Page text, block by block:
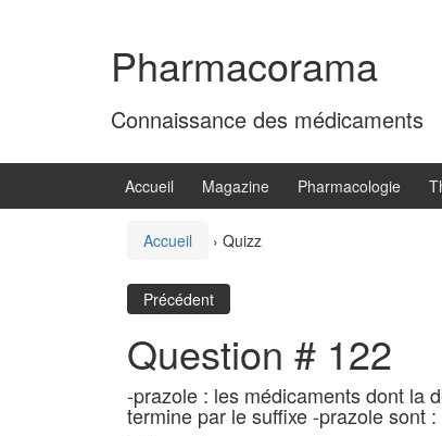
Pharmacorama
Connaissance des médicaments
Accueil Magazine Pharmacologie
Accueil › Quizz
Précédent
Question # 122
-prazole : les médicaments dont la
termine par le suffixe -prazole sont :